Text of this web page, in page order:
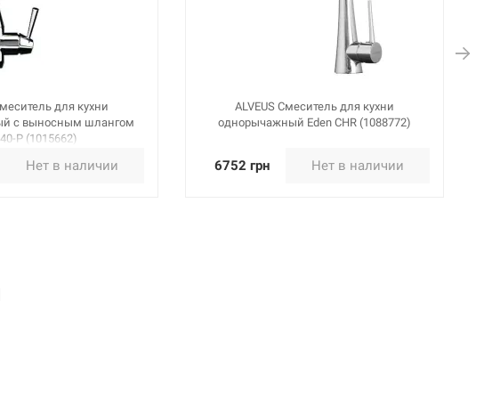
для кухни
с выносным шлангом
P (1015662)
Нет в наличии
ALVEUS Смеситель для кухни
однорычажный Eden CHR (1088772)
6752 грн Нет в наличии